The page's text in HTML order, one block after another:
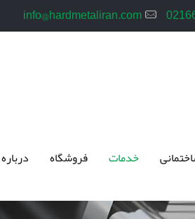
info@hardmetaliran.com
خدمات فروشگاه